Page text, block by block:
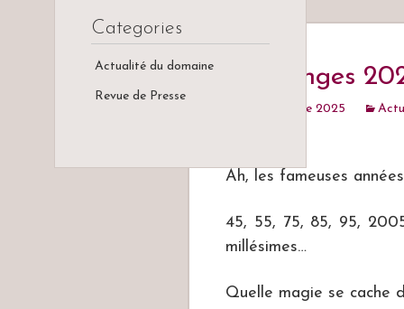
Vendanges
22 décembre 2025
Ah, les fameuses
45, 55, 75, 85, 95,
millésimes…
Quelle magie se cache
Categories
Actualité du domaine
Revue de Presse